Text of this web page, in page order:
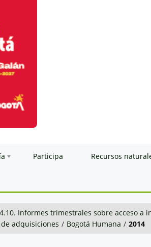
Participa Recursos
4.10. Informes trimestrales sobre acceso a
adquisiciones / Bogotá Humana / 2014